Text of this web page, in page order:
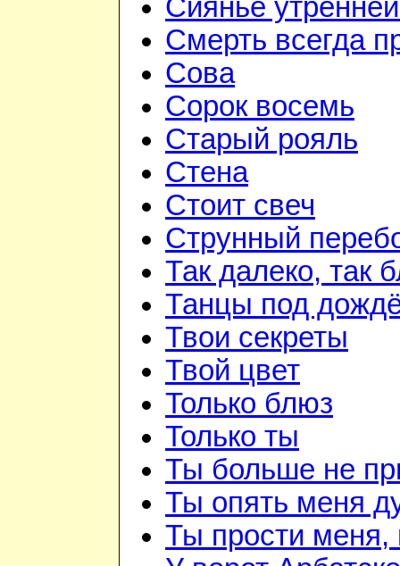
Сиянье
Смерть всегда
Сова
Сорок восемь
Старый рояль
Стена
Стоит свеч
Струнный
Так далеко, так
Танцы под
Твои секреты
Твой цвет
Только блюз
Только ты
Ты больше не
Ты опять меня
Ты прости